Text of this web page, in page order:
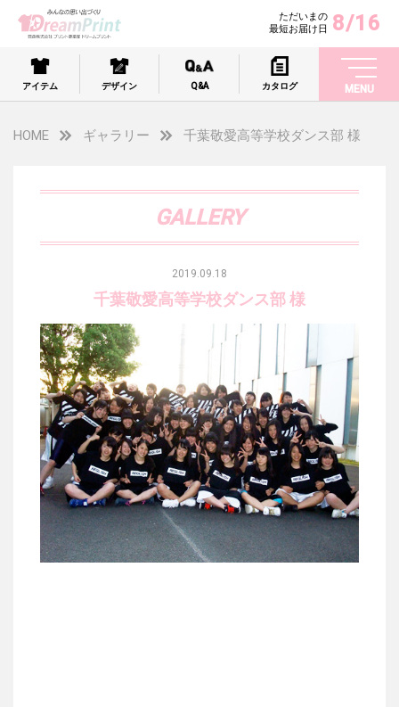
ただいまの
最短お届け日
8/16
アイテム デザイン Q&A カタログ MENU
HOME ギャラリー 千葉敬愛高等学校ダンス部 様
GALLERY
2019.09.18
千葉敬愛高等学校ダンス部 様